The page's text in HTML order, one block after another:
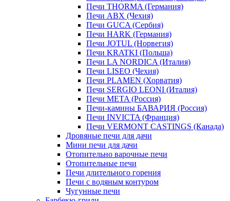
Печи THORMA (Германия)
Печи ABX (Чехия)
Печи GUCA (Сербия)
Печи HARK (Германия)
Печи JOTUL (Норвегия)
Печи KRATKI (Польша)
Печи LA NORDICA (Италия)
Печи LISEO (Чехия)
Печи PLAMEN (Хорватия)
Печи SERGIO LEONI (Италия)
Печи META (Россия)
Печи-камины БАВАРИЯ (Россия)
Печи INVICTA (Франция)
Печи VERMONT CASTINGS (Канада)
Дровяные печи для дачи
Мини печи для дачи
Отопительно варочные печи
Отопительные печи
Печи длительного горения
Печи с водяным контуром
Чугунные печи